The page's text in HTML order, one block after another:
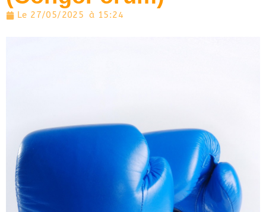
Le 27/05/2025 à 15:24